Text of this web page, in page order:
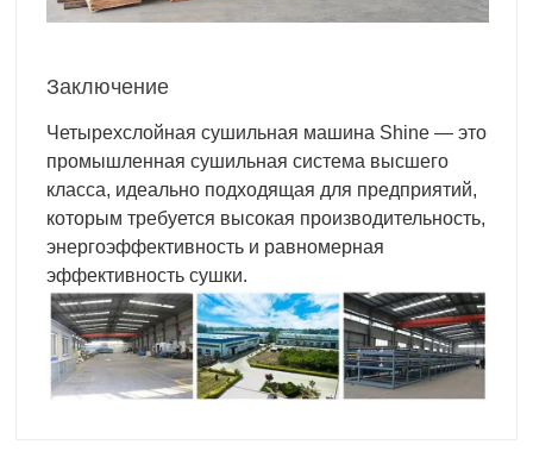
Заключение
Четырехслойная сушильная машина Shine — это
промышленная сушильная система высшего
класса, идеально подходящая для предприятий,
которым требуется высокая производительность,
энергоэффективность и равномерная
эффективность сушки.